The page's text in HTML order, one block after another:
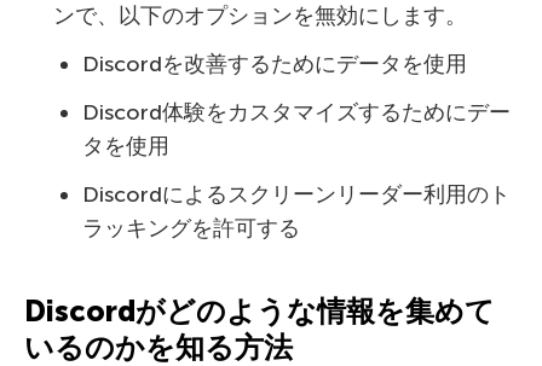
ンで、以下のオプションを無効にします。
Discordを改善するためにデータを使用
Discord体験をカスタマイズするためにデー
タを使用
Discordによるスクリーンリーダー利用のト
ラッキングを許可する
Discordがどのような情報を集めて
いるのかを知る方法